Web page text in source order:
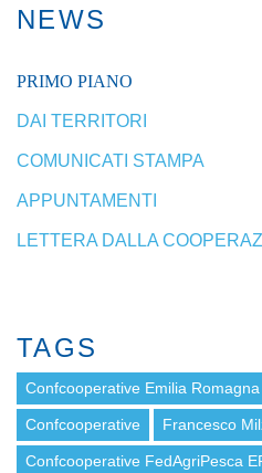
NEWS
PRIMO PIANO
DAI TERRITORI
COMUNICATI STAMPA
APPUNTAMENTI
LETTERA DALLA
TAGS
Confcooperative Emilia Romagna
Confcooperative Francesco
Confcooperative FedAgriPesca